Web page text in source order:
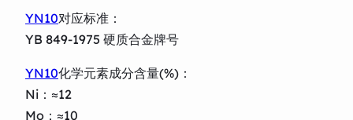
YN10对应标准：
YB 849-1975 硬质合金牌号
YN10化学元素成分含量(%)：
Ni：≈12
Mo：≈10